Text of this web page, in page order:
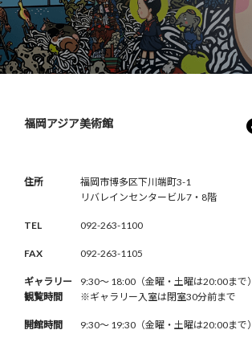
福岡アジア美術館
住所
福岡市博多区下川端町3-1
リバレインセンタービル7・8階
TEL 092-263-1100
FAX 092-263-1105
ギャラリー
観覧時間
9:30〜 18:00（金曜・土曜は20:00まで）
※ギャラリー入室は閉室30分前まで
開館時間 9:30〜 19:30（金曜・土曜は20:00まで）